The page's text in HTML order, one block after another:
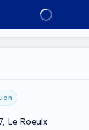
See all
Le Roeulx